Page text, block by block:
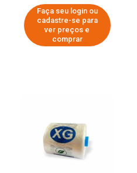
Faça seu login ou
cadastre-se para
ver preços e
comprar